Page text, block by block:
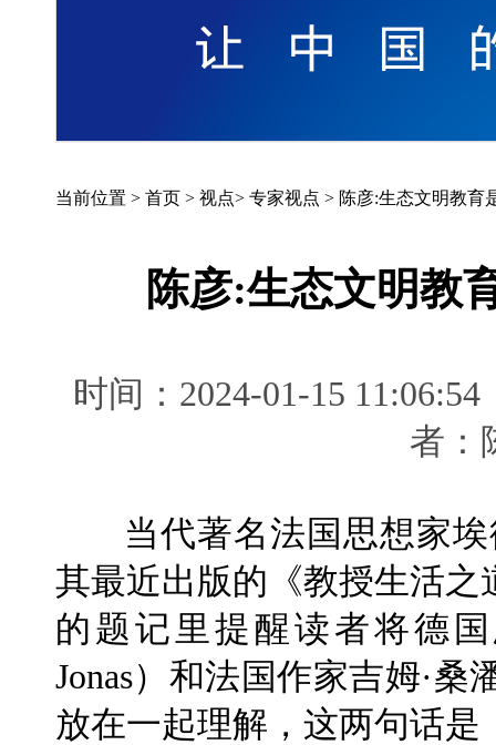
当前位置 > 首页 > 视点> 专家视点 > 陈彦:生态文明教育
陈彦:生态文明教
时间：2024-01-15
者
当代著名法国思想家埃
其最近出版的《教授生活之
的题记里提醒读者将德
Jonas）和法国作家吉姆·桑
放在一起理解，这两句话是